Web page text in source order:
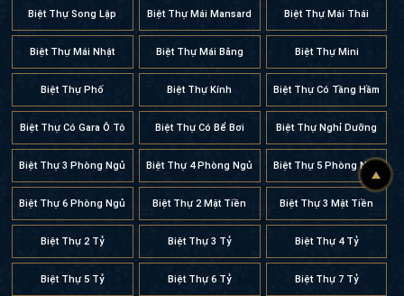
Biệt Thự Song Lập Biệt Thự Mái Mansard Biệt Thự Mái Thái
Biệt Thự Mái Nhật Biệt Thự Mái Bằng Biệt Thự Mini
Biệt Thự Phố Biệt Thự Kính Biệt Thự Có Tầng Hầm
Biệt Thự Có Gara Ô Tô Biệt Thự Có Bể Bơi Biệt Thự Nghỉ Dưỡng
Biệt Thự 3 Phòng Ngủ Biệt Thự 4 Phòng Ngủ Biệt Thự 5 Phòng Ngủ
Biệt Thự 6 Phòng Ngủ Biệt Thự 2 Mặt Tiền Biệt Thự 3 Mặt Tiền
Biệt Thự 2 Tỷ Biệt Thự 3 Tỷ Biệt Thự 4 Tỷ
Biệt Thự 5 Tỷ Biệt Thự 6 Tỷ Biệt Thự 7 Tỷ